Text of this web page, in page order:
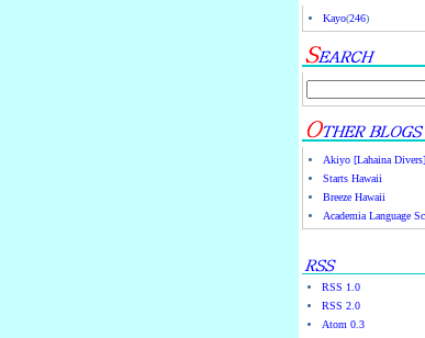
Kayo(246)
Akiyo [Lahaina Divers]
Starts Hawaii
Breeze Hawaii
Academia Language
RSS 1.0
RSS 2.0
Atom 0.3